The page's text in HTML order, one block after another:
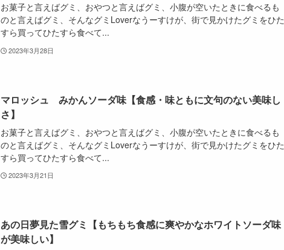
お菓子と言えばグミ、おやつと言えばグミ、小腹が空いたときに食べるも
のと言えばグミ、そんなグミLoverなうーすけが、街で見かけたグミをひた
すら買ってひたすら食べて...
2023年3月28日
マロッシュ みかんソーダ味【食感・味ともに文句のない美味し
さ】
お菓子と言えばグミ、おやつと言えばグミ、小腹が空いたときに食べるも
のと言えばグミ、そんなグミLoverなうーすけが、街で見かけたグミをひた
すら買ってひたすら食べて...
2023年3月21日
あの日夢見た雪グミ【もちもち食感に爽やかなホワイトソーダ味
が美味しい】